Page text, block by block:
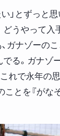
」とずっと
うやって入
ガナゾーの
る。ガナゾ
れで永年の
とを『がな